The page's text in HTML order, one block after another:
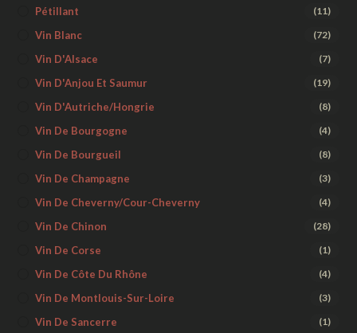
Pétillant (11)
Vin Blanc (72)
Vin D'Alsace (7)
Vin D'Anjou Et Saumur (19)
Vin D'Autriche/Hongrie (8)
Vin De Bourgogne (4)
Vin De Bourgueil (8)
Vin De Champagne (3)
Vin De Cheverny/Cour-Cheverny (4)
Vin De Chinon (28)
Vin De Corse (1)
Vin De Côte Du Rhône (4)
Vin De Montlouis-Sur-Loire (3)
Vin De Sancerre (1)